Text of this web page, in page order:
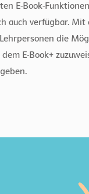
E-Book-
auch verfügbar. Mit
die
E-Book+